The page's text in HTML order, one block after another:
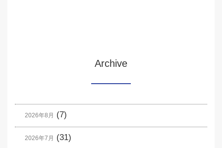
Archive
2026年8月 (7)
2026年7月 (31)